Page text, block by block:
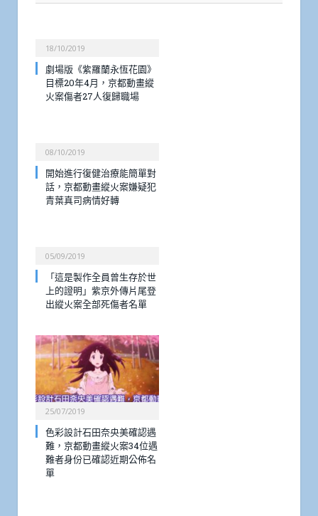
18/10/2019
劇場版《紫羅蘭永恆花園》
目標20年4月，京都動畫縱
火案傷者27人復歸職場
08/10/2019
開始進行復健治療能簡單對
話，京都動畫縱火案嫌疑犯
青葉真司病情好轉
05/09/2019
「這是製作全員曾生存於世
上的證明」紫京外傳片尾登
出縱火案全部死傷者名單
25/07/2019
色彩設計石田奈央美確認遇
難，京都動畫縱火案34位遇
難者身份已確認近期公佈名
單